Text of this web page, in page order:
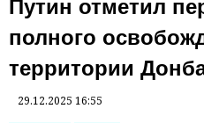
Путин отметил
полного
территории
29.12.2025 16:55